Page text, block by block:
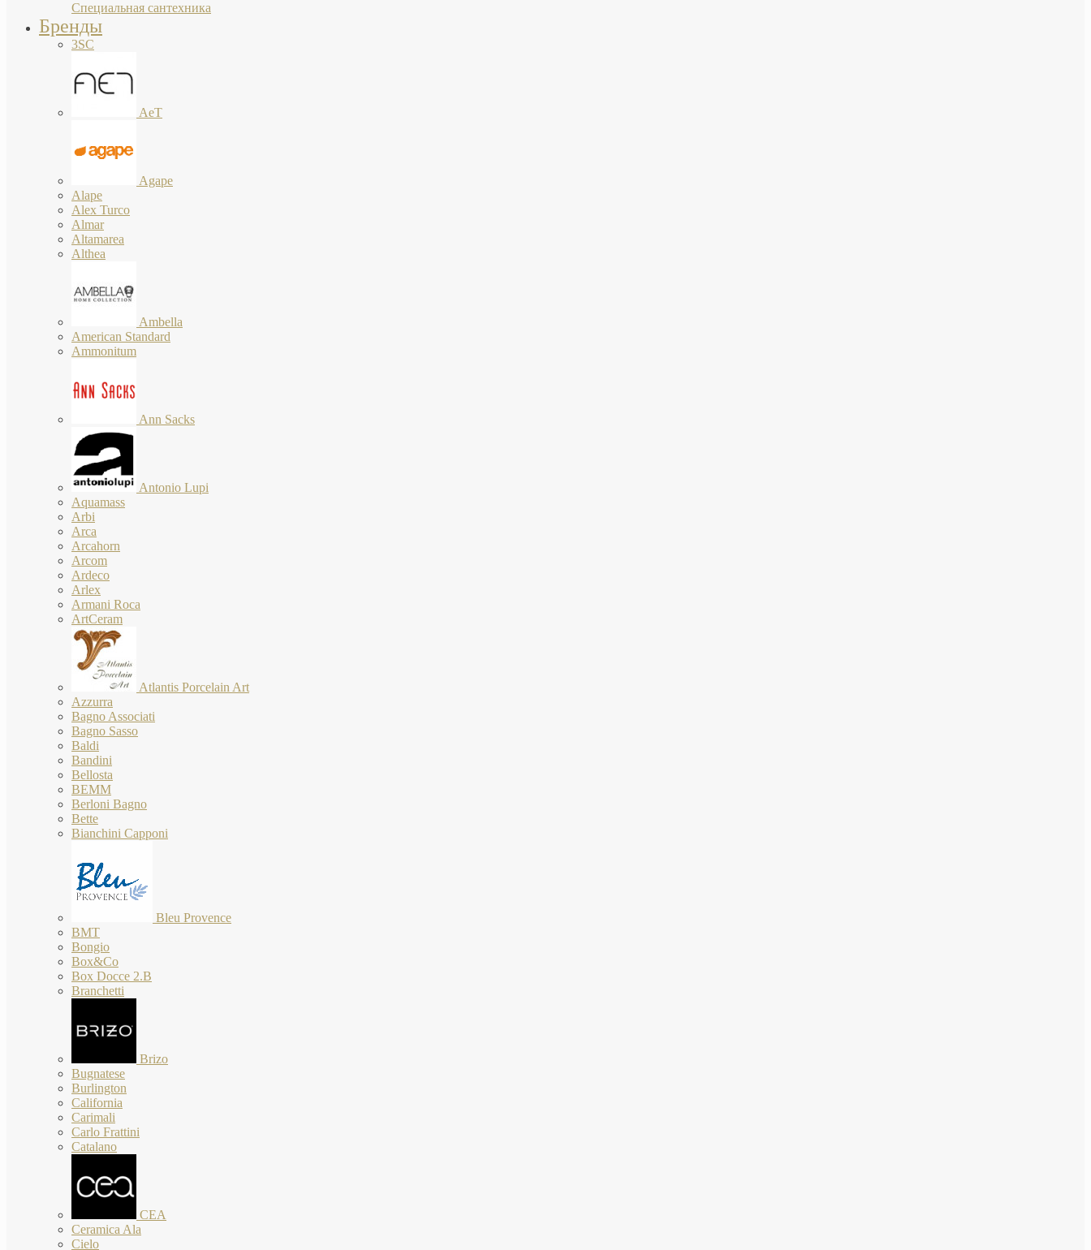
Специальная сантехника
Бренды
3SC
AeT
Agape
Alape
Alex Turco
Almar
Altamarea
Althea
Ambella
American Standard
Ammonitum
Ann Sacks
Antonio Lupi
Aquamass
Arbi
Arca
Arcahorn
Arcom
Ardeco
Arlex
Armani Roca
ArtCeram
Atlantis Porcelain Art
Azzurra
Bagno Associati
Bagno Sasso
Baldi
Bandini
Bellosta
BEMM
Berloni Bagno
Bette
Bianchini Capponi
Bleu Provence
BMT
Bongio
Box&Co
Box Docce 2.B
Branchetti
Brizo
Bugnatese
Burlington
California
Carimali
Carlo Frattini
Catalano
CEA
Ceramica Ala
Cielo